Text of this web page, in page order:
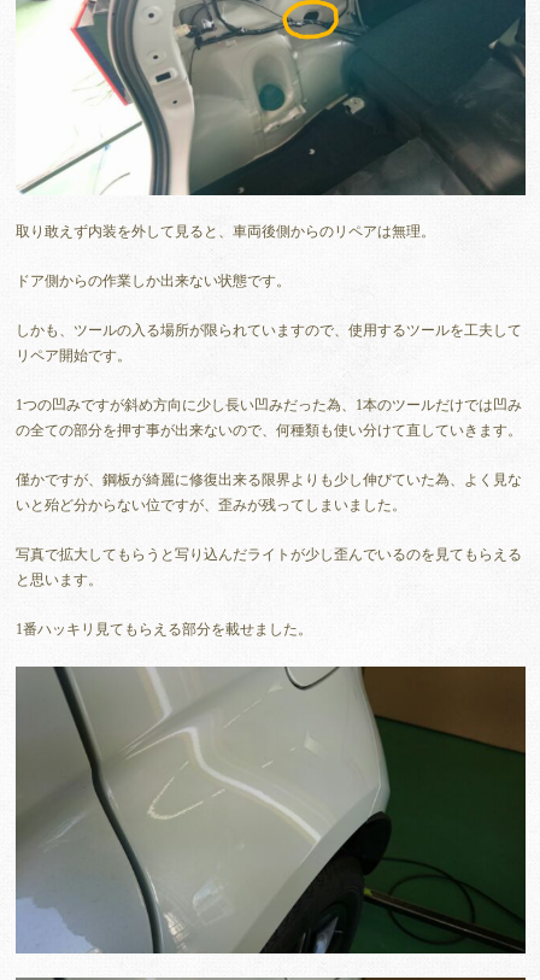
取り敢えず内装を外して見ると、車両後側からのリペアは無理。
ドア側からの作業しか出来ない状態です。
しかも、ツールの入る場所が限られていますので、使用するツールを工夫して
リペア開始です。
1つの凹みですが斜め方向に少し長い凹みだった為、1本のツールだけでは凹み
の全ての部分を押す事が出来ないので、何種類も使い分けて直していきます。
僅かですが、鋼板が綺麗に修復出来る限界よりも少し伸びていた為、よく見な
いと殆ど分からない位ですが、歪みが残ってしまいました。
写真で拡大してもらうと写り込んだライトが少し歪んでいるのを見てもらえる
と思います。
1番ハッキリ見てもらえる部分を載せました。